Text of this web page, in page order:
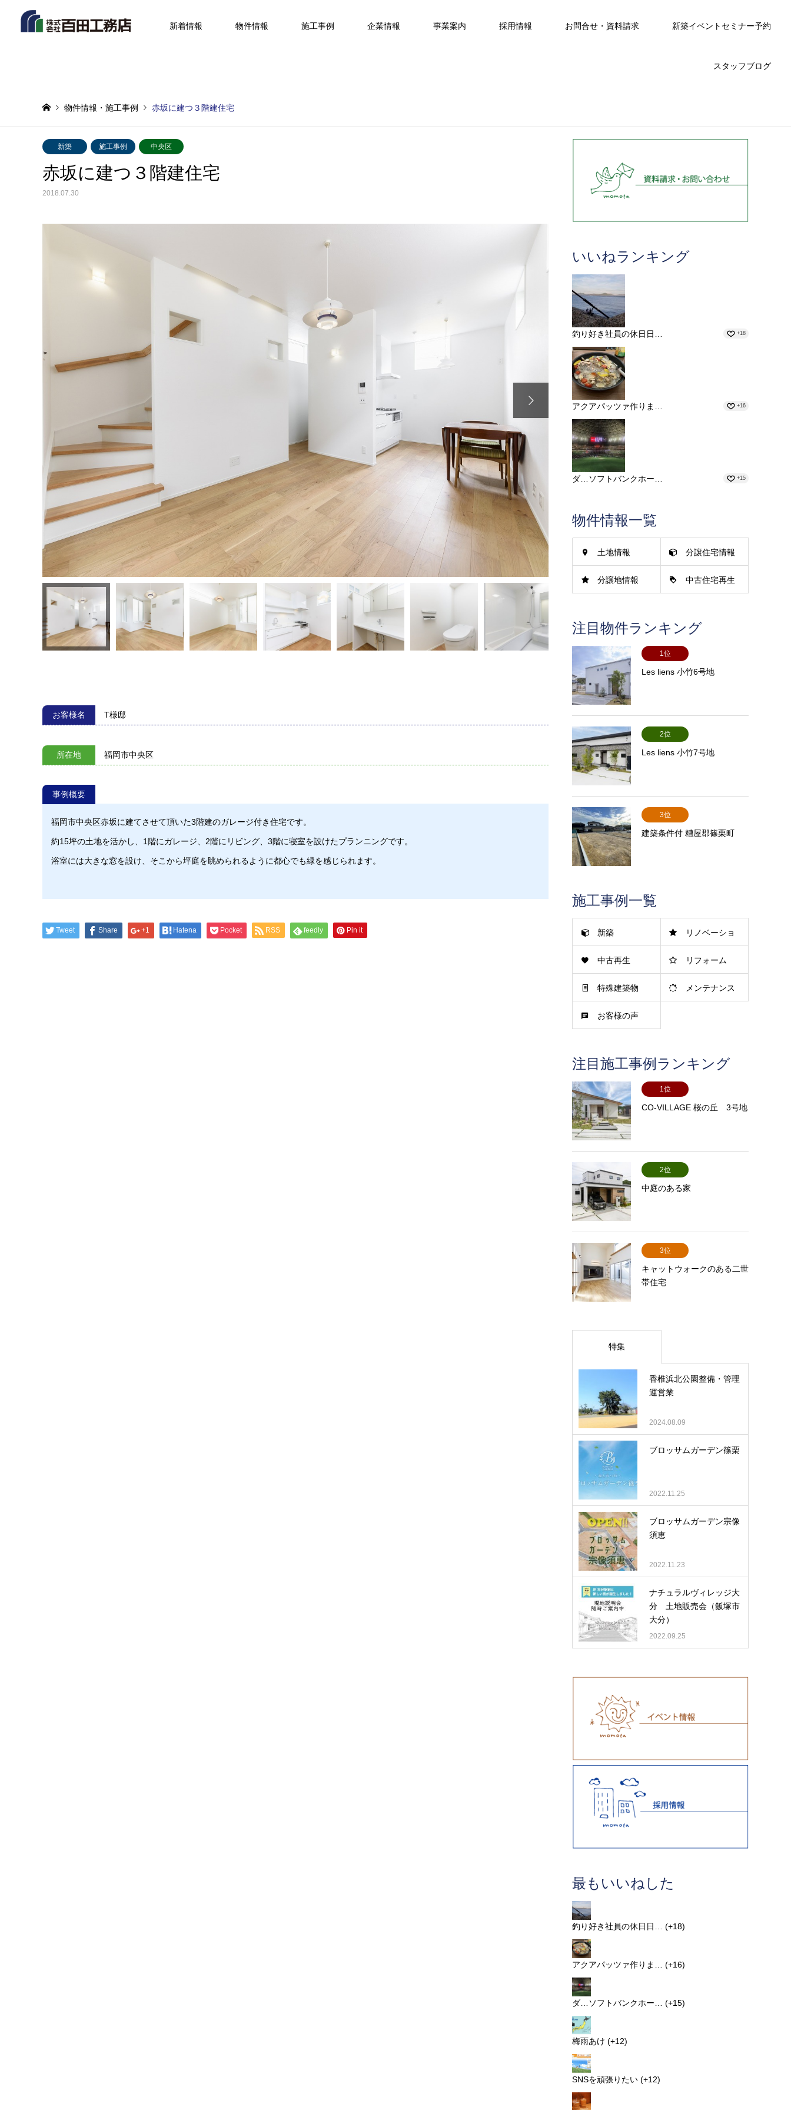
新着情報 物件情報 施工事例 企業情報 事業案内 採用情報 お問合せ・資料請求 新築イベントセミナー予約
スタッフブログ
物件情報・施工事例 赤坂に建つ３階建住宅
新築 施工事例 中央区
赤坂に建つ３階建住宅
2018.07.30

お客様名 T様邸
所在地 福岡市中央区
事例概要
福岡市中央区赤坂に建てさせて頂いた3階建のガレージ付き住宅です。
約15坪の土地を活かし、1階にガレージ、2階にリビング、3階に寝室を設けたプランニングです。
浴室には大きな窓を設け、そこから坪庭を眺められるように都心でも緑を感じられます。
Tweet Share +1 Hatena Pocket RSS feedly Pin it
いいねランキング
釣り好き社員の休日日… +18
アクアパッツァ作りま… +16
ダ…ソフトバンクホー… +15
物件情報一覧
土地情報 分譲住宅情報
分譲地情報 中古住宅再生
注目物件ランキング
1位
Les liens 小竹6号地
2位
Les liens 小竹7号地
3位
建築条件付 糟屋郡篠栗町
施工事例一覧
新築 リノベーショ
ン
中古再生 リフォーム
特殊建築物 メンテナンス
お客様の声
注目施工事例ランキング
1位
CO-VILLAGE 桜の丘 3号地
2位
中庭のある家
3位
キャットウォークのある二世
帯住宅
特集
香椎浜北公園整備・管理
運営業
2024.08.09
ブロッサムガーデン篠栗
2022.11.25
ブロッサムガーデン宗像
須恵
2022.11.23
ナチュラルヴィレッジ大
分 土地販売会（飯塚市
大分）
2022.09.25
最もいいねした
釣り好き社員の休日日… +18
アクアパッツァ作りま… +16
ダ…ソフトバンクホー… +15
梅雨あけ +12
SNSを頑張りたい +12